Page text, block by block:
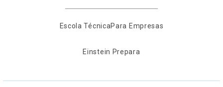
Escola TécnicaPara Empresas
Einstein Prepara